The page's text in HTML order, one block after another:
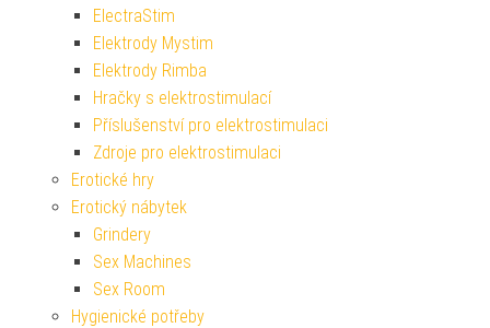
ElectraStim
Elektrody Mystim
Elektrody Rimba
Hračky s elektrostimulací
Příslušenství pro elektrostimulaci
Zdroje pro elektrostimulaci
Erotické hry
Erotický nábytek
Grindery
Sex Machines
Sex Room
Hygienické potřeby